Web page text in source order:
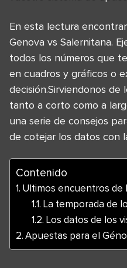
En esta lectura
Genova vs Salernitana.
todos los números que
en cuadros y gráficos o
decisión.Sirviendonos de
tanto a corto como a
una serie de consejos
de cotejar los datos con
Contenido
Ultimos encuentros de
La temporada de
Los datos de los
Apuestas para el